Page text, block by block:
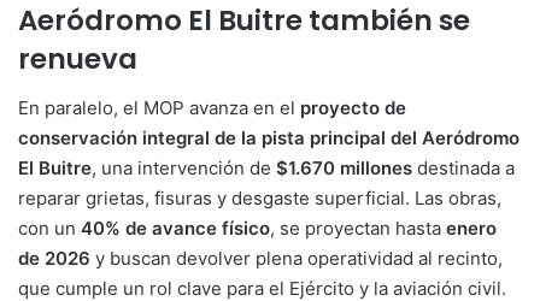
Aeródromo El Buitre también se
renueva
En paralelo, el MOP avanza en el proyecto de
conservación integral de la pista principal del Aeródromo
El Buitre, una intervención de $1.670 millones destinada a
reparar grietas, fisuras y desgaste superficial. Las obras,
con un 40% de avance físico, se proyectan hasta enero
de 2026 y buscan devolver plena operatividad al recinto,
que cumple un rol clave para el Ejército y la aviación civil.